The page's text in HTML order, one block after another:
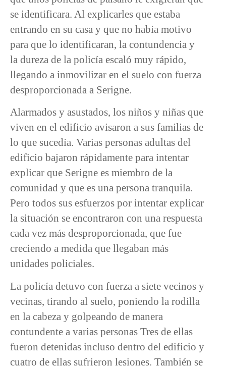
se identificara. Al explicarles que estaba
entrando en su casa y que no había motivo
para que lo identificaran, la contundencia y
la dureza de la policía escaló muy rápido,
llegando a inmovilizar en el suelo con fuerza
desproporcionada a Serigne.
Alarmados y asustados, los niños y niñas que
viven en el edificio avisaron a sus familias de
lo que sucedía. Varias personas adultas del
edificio bajaron rápidamente para intentar
explicar que Serigne es miembro de la
comunidad y que es una persona tranquila.
Pero todos sus esfuerzos por intentar explicar
la situación se encontraron con una respuesta
cada vez más desproporcionada, que fue
creciendo a medida que llegaban más
unidades policiales.
La policía detuvo con fuerza a siete vecinos y
vecinas, tirando al suelo, poniendo la rodilla
en la cabeza y golpeando de manera
contundente a varias personas Tres de ellas
fueron detenidas incluso dentro del edificio y
cuatro de ellas sufrieron lesiones. También se